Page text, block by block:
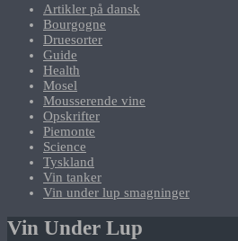
Artikler på dansk
Bourgogne
Druesorter
Guide
Health
Mosel
Mousserende vine
Opskrifter
Piemonte
Science
Tyskland
Vin tanker
Vin under lup smagninger
Vin Under Lup